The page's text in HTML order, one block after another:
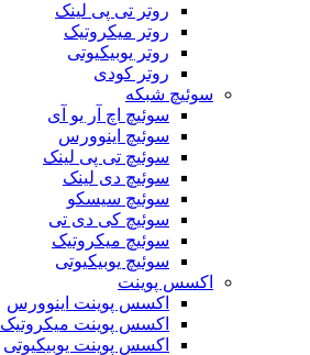
روتر تی پی لینک
روتر میکروتیک
روتر یوبیکیوتی
روتر کودی
سوئیچ شبکه
سوئیچ اچ آر یو آی
سوئیچ اینوورس
سوئیچ تی پی لینک
سوئیچ دی لینک
سوئیچ سیسکو
سوئیچ کی دی تی
سوئیچ میکروتیک
سوئیچ یوبیکیوتی
اکسس پوینت
اکسس پوینت اینوورس
اکسس پوینت میکروتیک
اکسس پوینت یوبیکیوتی